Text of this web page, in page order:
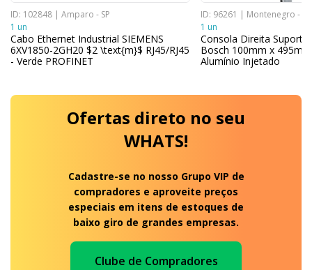
ID: 102848 | Amparo - SP
1 un
Cabo Ethernet Industrial SIEMENS
6XV1850-2GH20 $2 \text{m}$ RJ45/RJ45
- Verde PROFINET
ID: 96261 | Montenegro - RS
1 un
Consola Direita Suporte
Bosch 100mm x 495m
Alumínio Injetado
Ofertas direto no seu
WHATS!
Cadastre-se no nosso Grupo VIP de
compradores e aproveite preços
especiais em itens de estoques de
baixo giro de grandes empresas.
Clube de Compradores